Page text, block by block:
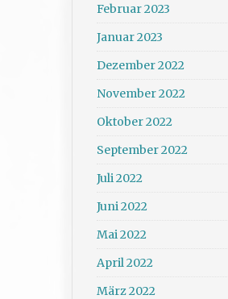
Februar 2023
Januar 2023
Dezember 2022
November 2022
Oktober 2022
September 2022
Juli 2022
Juni 2022
Mai 2022
April 2022
März 2022